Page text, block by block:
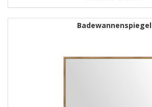
Badewannenspiegel